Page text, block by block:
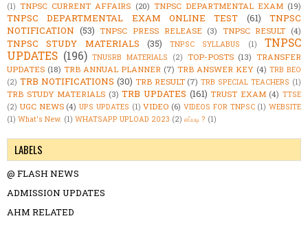
(1) TNPSC CURRENT AFFAIRS (20) TNPSC DEPARTMENTAL EXAM (19)
TNPSC DEPARTMENTAL EXAM ONLINE TEST (61)
TNPSC
NOTIFICATION (53) TNPSC PRESS RELEASE (3) TNPSC RESULT (4)
TNPSC STUDY MATERIALS (35) TNPSC SYLLABUS (1)
TNPSC
UPDATES (196) TNUSRB MATERIALS (2) TOP-POSTS (13) TRANSFER
UPDATES (18) TRB ANNUAL PLANNER (7) TRB ANSWER KEY (4) TRB BEO
(2) TRB NOTIFICATIONS (30) TRB RESULT (7) TRB SPECIAL TEACHERS (1)
TRB STUDY MATERIALS (3) TRB UPDATES (161) TRUST EXAM (4) TTSE
(2) UGC NEWS (4) UPS UPDATES (1) VIDEO (6) VIDEOS FOR TNPSC (1) WEBSITE
(1) What's New. (1) WHATSAPP UPLOAD 2023 (2) எப்படி ? (1)
LABELS
@ FLASH NEWS
ADMISSION UPDATES
AHM RELATED